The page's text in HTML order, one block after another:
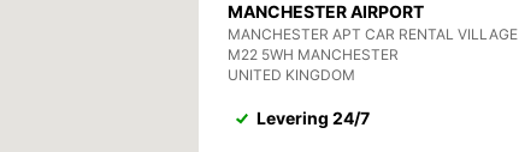
MANCHESTER AIRPORT
MANCHESTER APT CAR RENTAL VILLAGE
M22 5WH MANCHESTER
UNITED KINGDOM
Levering 24/7